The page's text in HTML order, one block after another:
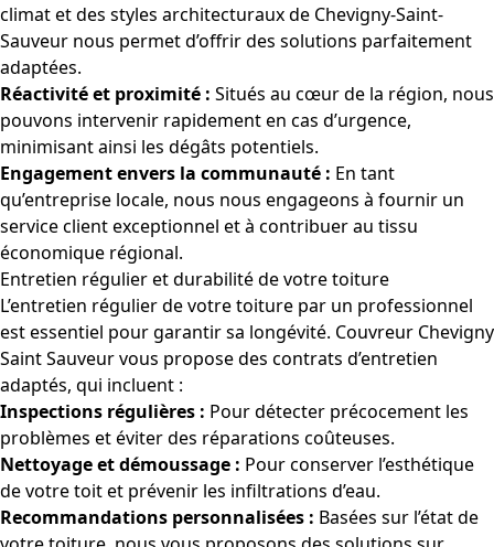
climat et des styles architecturaux de Chevigny-Saint-
Sauveur nous permet d’offrir des solutions parfaitement
adaptées.
Réactivité et proximité : Situés au cœur de la région, nous
pouvons intervenir rapidement en cas d’urgence,
minimisant ainsi les dégâts potentiels.
Engagement envers la communauté : En tant
qu’entreprise locale, nous nous engageons à fournir un
service client exceptionnel et à contribuer au tissu
économique régional.
Entretien régulier et durabilité de votre toiture
L’entretien régulier de votre toiture par un professionnel
est essentiel pour garantir sa longévité. Couvreur Chevigny
Saint Sauveur vous propose des contrats d’entretien
adaptés, qui incluent :
Inspections régulières : Pour détecter précocement les
problèmes et éviter des réparations coûteuses.
Nettoyage et démoussage : Pour conserver l’esthétique
de votre toit et prévenir les infiltrations d’eau.
Recommandations personnalisées : Basées sur l’état de